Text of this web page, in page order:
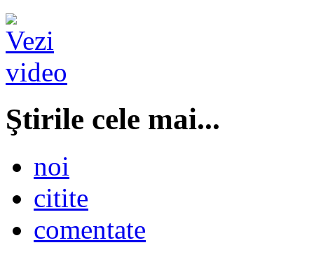
Ştirile cele mai...
noi
citite
comentate